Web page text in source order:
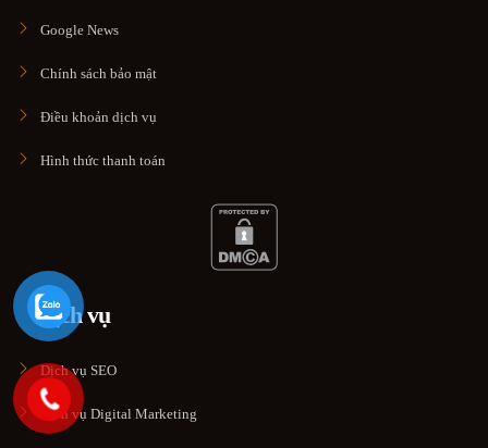
Google News
Chính sách bảo mật
Điều khoản dịch vụ
Hình thức thanh toán
Dịch vụ
Dịch vụ SEO
Dịch vụ Digital Marketing